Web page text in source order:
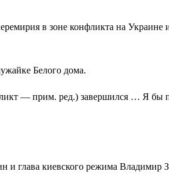
в зоне конфликта на Украине
Белого дома.
— прим. ред.) завершился … Я бы
глава киевского режима Владимир